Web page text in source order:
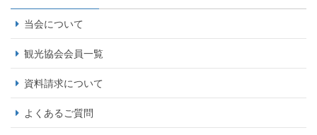
当会について
観光協会会員一覧
資料請求について
よくあるご質問